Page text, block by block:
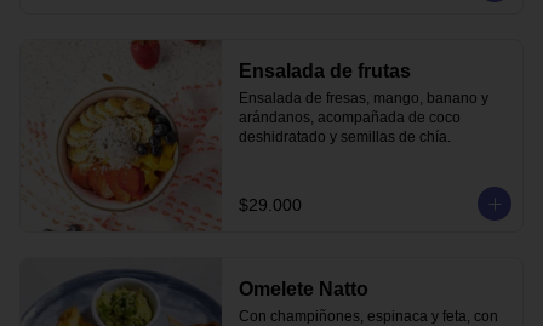
Ensalada de frutas
Ensalada de fresas, mango, banano y
arándanos, acompañada de coco
deshidratado y semillas de chía.
$29.000
Omelete Natto
Con champiñones, espinaca y feta, con